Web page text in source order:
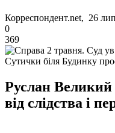
Корреспондент.net, 26
0
369
Сутички біля Будинку
Руслан Великий
від слідства і